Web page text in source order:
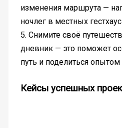
изменения маршрута —
ночлег в местных
5. Снимите своё
дневник — это поможет
путь и поделиться опытом
Кейсы успешных